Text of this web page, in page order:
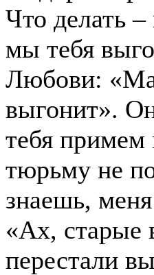
Что делать
мы тебя
Любови:
выгонит».
тебя примем
тюрьму не
знаешь,
«Ах, старые
перестали